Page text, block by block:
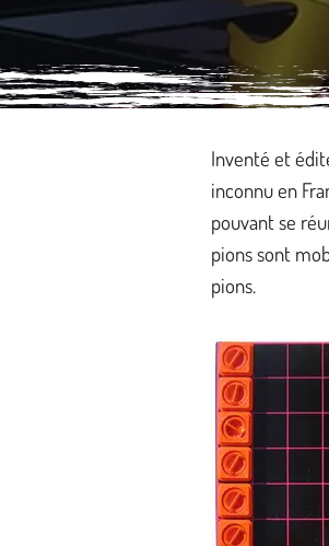
Inventé et
inconnu en
pouvant se
pions sont
pions.